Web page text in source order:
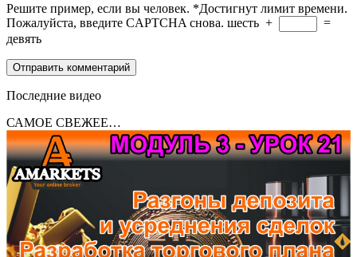
Решите пример, если вы человек. *Достигнут лимит времени.
Пожалуйста, введите CAPTCHA снова. шесть +
=
девять
Последние видео
САМОЕ СВЕЖЕЕ…